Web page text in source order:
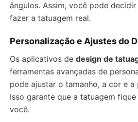
ângulos. Assim, você pode
fazer a tatuagem real.
Personalização e Ajustes do
Os aplicativos de design de
ferramentas avançadas de
pode ajustar o tamanho, a cor e
Isso garante que a tatuagem
você.